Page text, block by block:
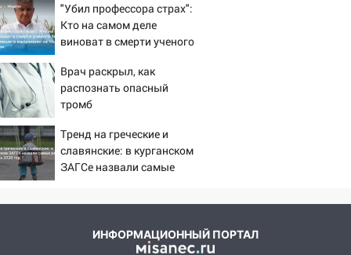
13:30
В Димитровграде на улице
Трудовой горело здание
13:00
припаркованный автомобиль
12:37
Переезжал «зебру» на
велосипеде и попал под колеса
12:18
Вспыхнул изнутри: в
Железнодорожном районе горела дача
В Радищевском районе сгорели
"Убил профессора страх":
Кто на самом деле
виноват в смерти ученого
мальчишек на поле с
горохом
Врач раскрыл, как
распознать опасный
тромб
Тренд на греческие и
славянские: в курганском
ЗАГСе назвали самые
ИНФОРМАЦИОННЫЙ ПОРТАЛ